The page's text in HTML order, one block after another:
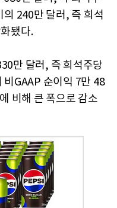
240만 달러, 즉 희석
됐다.
만 달러, 즉 희석주당
GAAP 순이익 7만 48
비해 큰 폭으로 감소